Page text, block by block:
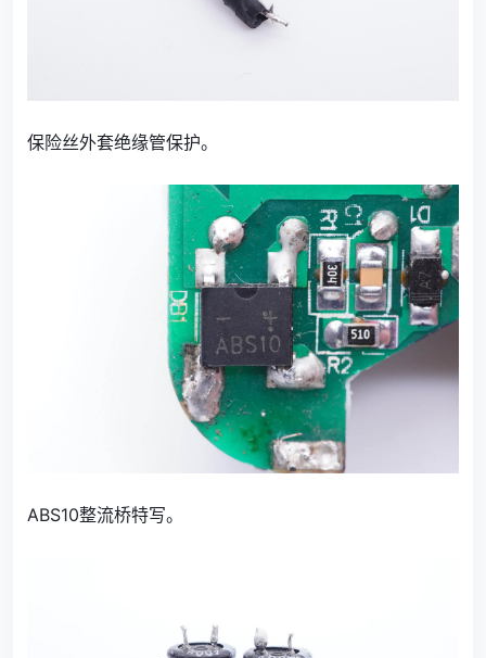
保险丝外套绝缘管保护。
ABS10整流桥特写。